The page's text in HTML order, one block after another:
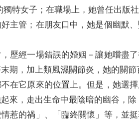
獨特女子；在職場上，她曾任出版
主管；在朋友口中，她是個幽默
經一場錯誤的婚姻－讓她嚐盡了
期，加上類風濕關節炎，她的關
在它原來的位置上。但是，她選
來，走出生命中最陰暗的幽谷，
惹的禍」、「臨終關懷」等，並